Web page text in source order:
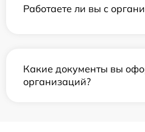
Работаете ли вы с
Какие документы вы
организаций?